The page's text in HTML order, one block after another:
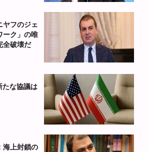
ヤフのジェ
ーク」の唯
全破壊だ
たな協議は
海上封鎖の